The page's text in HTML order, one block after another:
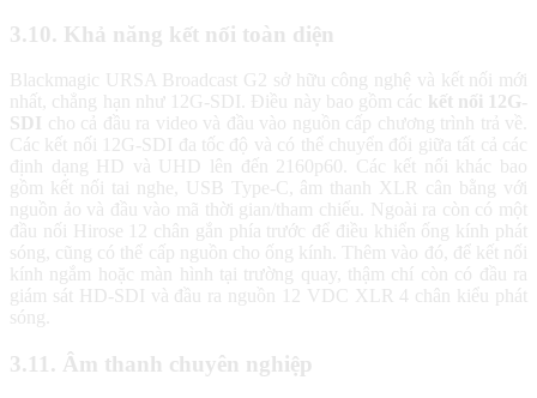
3.10. Khả năng kết nối toàn diện
Blackmagic URSA Broadcast G2 sở hữu công nghệ và kết nối mới
nhất, chẳng hạn như 12G-SDI. Điều này bao gồm các
kết nối 12G-
SDI cho cả đầu ra video và đầu vào nguồn cấp chương trình trả về.
Các kết nối 12G-SDI đa tốc độ và có thể chuyển đổi giữa tất cả các
định dạng HD và UHD lên đến 2160p60. Các kết nối khác bao
gồm kết nối tai nghe, USB Type-C, âm thanh XLR cân bằng với
nguồn ảo và đầu vào mã thời gian/tham chiếu. Ngoài ra còn có một
đầu nối Hirose 12 chân gắn phía trước để điều khiển ống kính phát
sóng, cũng có thể cấp nguồn cho ống kính. Thêm vào đó, để kết nối
kính ngắm hoặc màn hình tại trường quay, thậm chí còn có đầu ra
giám sát HD-SDI và đầu ra nguồn 12 VDC XLR 4 chân kiểu phát
sóng.
3.11. Âm thanh chuyên nghiệp